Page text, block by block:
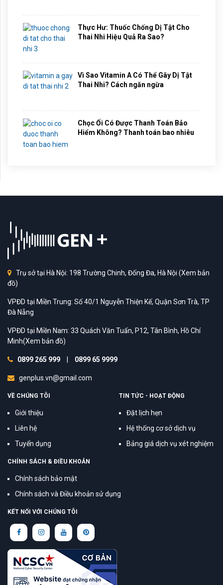
Thực Hư: Thuốc Chống Dị Tật Cho
Thai Nhi Hiệu Quả Ra Sao?
Vì Sao Vitamin A Có Thể Gây Dị Tật
Thai Nhi? Cách ngăn ngừa
Chọc Ối Có Được Thanh Toán Bảo
Hiểm Không? Thanh toán bao nhiêu
Trụ sở tại Hà Nội: 198 Trường Chinh, Đống Đa, Hà Nội (Xem bản
đồ)
VPĐD tại Miền Trung: Số 40/1 Nguyễn Thiện Kế, Quận Sơn Trà, TP
Đà Nẵng
VPĐD tại Miền Nam: 33 Quách Văn Tuấn, P12, Tân Bình, Hồ Chí
Minh(Xem bản đồ)
0899 265 999 0899 65 9999
genplus.vn@gmail.com
VỀ CHÚNG TÔI
Giới thiệu
Liên hệ
Tuyển dụng
TIN TỨC - HOẠT ĐỘNG
Đặt lịch hẹn
Hệ thống cơ sở dịch vụ
Bảng giá dịch vụ xét nghiệm
CHÍNH SÁCH & ĐIỀU KHOẢN
Chính sách bảo mật
Chính sách và Điều khoản sử dụng
KẾT NỐI VỚI CHÚNG TÔI